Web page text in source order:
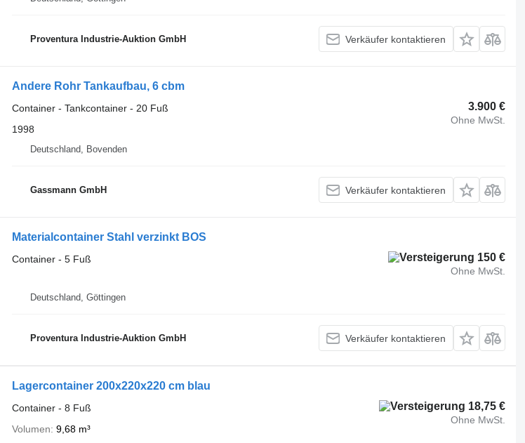
Proventura Industrie-Auktion GmbH Verkäufer kontaktieren
Andere Rohr Tankaufbau, 6 cbm
3.900 €
Ohne MwSt.
Container - Tankcontainer - 20 Fuß
1998
Deutschland, Bovenden
Gassmann GmbH Verkäufer kontaktieren
Materialcontainer Stahl verzinkt BOS
150 €
Ohne MwSt.
Container - 5 Fuß
Deutschland, Göttingen
Proventura Industrie-Auktion GmbH Verkäufer kontaktieren
Lagercontainer 200x220x220 cm blau
18,75 €
Ohne MwSt.
Container - 8 Fuß
Volumen 9,68 m³